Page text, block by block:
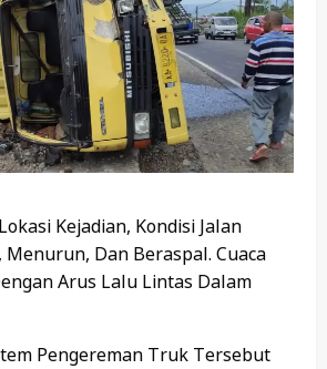
Kejadian, Kondisi Jalan
Dan Beraspal. Cuaca
Arus Lalu Lintas Dalam
Pengereman Truk Tersebut